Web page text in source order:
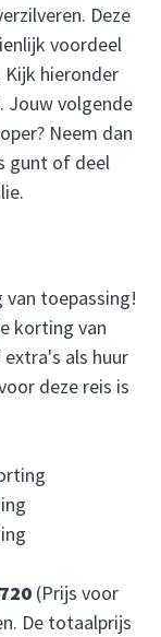
Deze
voordeel
hieronder
Jouw volgende
Neem dan
gunt of deel
van toepassing!
korting van
als huur
deze reis is
(Prijs voor
De totaalprijs